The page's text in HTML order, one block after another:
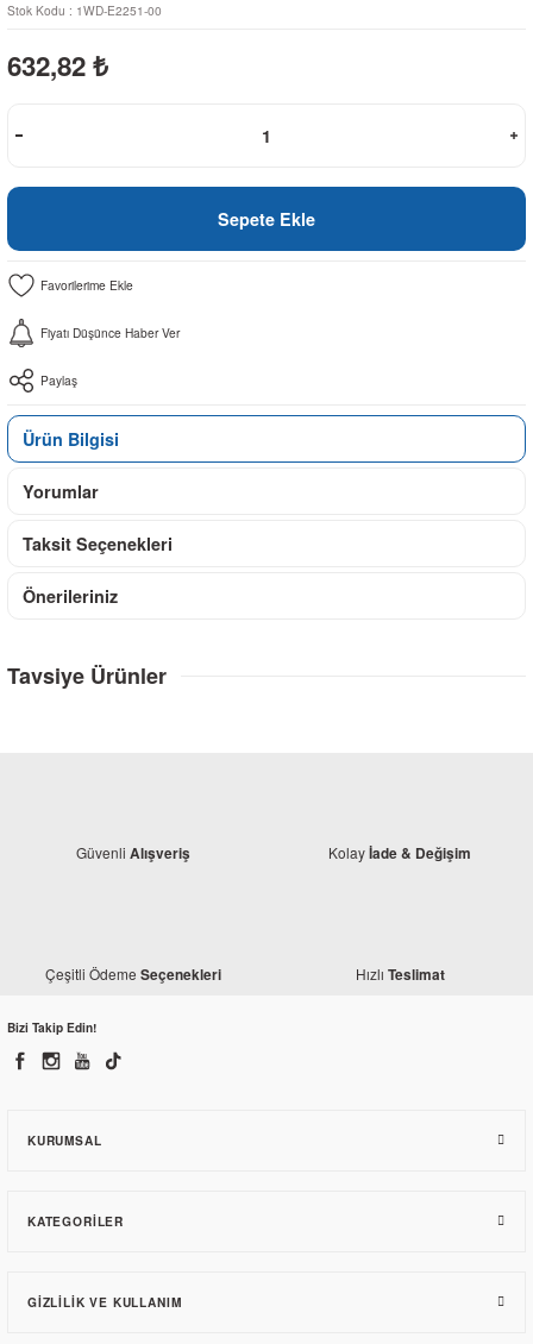
Stok Kodu : 1WD-E2251-00
632,82 ₺
Sepete Ekle
Fiyatı Düşünce Haber Ver
Paylaş
Ürün Bilgisi
Yorumlar
Taksit Seçenekleri
Önerileriniz
Tavsiye Ürünler
Yamaha
1.562,70 TL
Güvenli Alışveriş Kolayİade & Değişim
Çeşitli Ödeme Seçenekleri Hızlı Teslimat
Bizi Takip Edin!
KURUMSAL
KATEGORILER
GIZLILIK VE KULLANIM